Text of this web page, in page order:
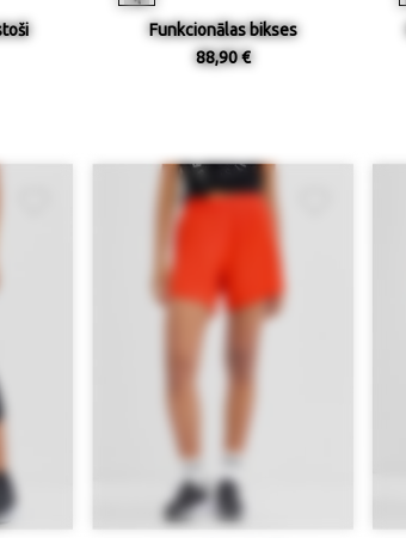
Funkcionālas bikses
88,90 €